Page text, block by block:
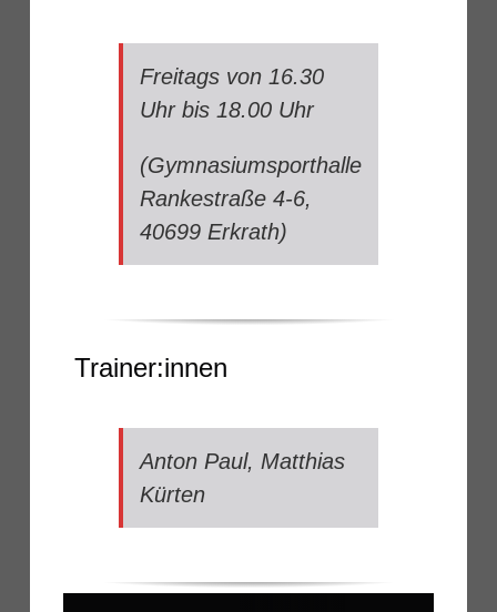
Freitags von 16.30
Uhr bis 18.00 Uhr
(Gymnasiumsporthalle
Rankestraße 4-6,
40699 Erkrath)
Trainer:innen
Anton Paul, Matthias
Kürten